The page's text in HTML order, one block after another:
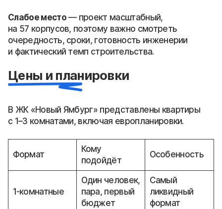
Слабое место— проект масштабный,
на 57 корпусов, поэтому важно смотреть
очередность, сроки, готовность инженерии
и фактический темп строительства.
Цены и планировки
В ЖК «Новый Ямбург» представлены квартиры
с 1–3 комнатами, включая европланировки.
Формат
Кому
подойдёт
Особенность
1-комнатные
Один человек,
пара, первый
бюджет
Самый
ликвидный
формат